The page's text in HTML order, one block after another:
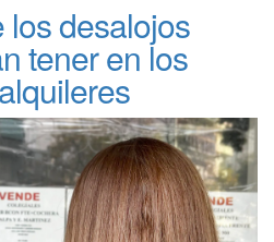
los desalojos
tener en los